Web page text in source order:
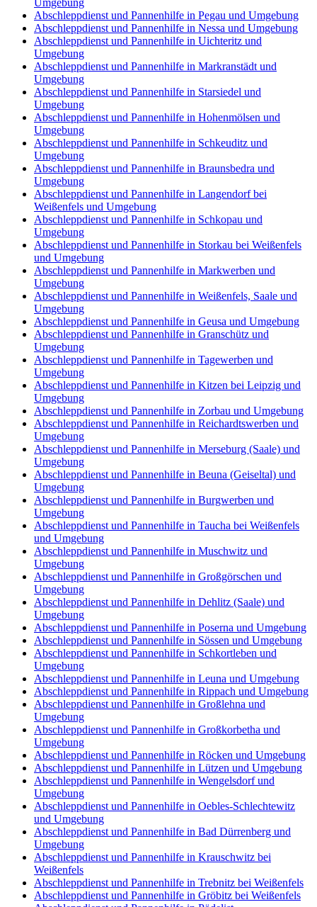
Umgebung
Abschleppdienst und Pannenhilfe in Pegau und Umgebung
Abschleppdienst und Pannenhilfe in Nessa und Umgebung
Abschleppdienst und Pannenhilfe in Uichteritz und
Umgebung
Abschleppdienst und Pannenhilfe in Markranstädt und
Umgebung
Abschleppdienst und Pannenhilfe in Starsiedel und
Umgebung
Abschleppdienst und Pannenhilfe in Hohenmölsen und
Umgebung
Abschleppdienst und Pannenhilfe in Schkeuditz und
Umgebung
Abschleppdienst und Pannenhilfe in Braunsbedra und
Umgebung
Abschleppdienst und Pannenhilfe in Langendorf bei
Weißenfels und Umgebung
Abschleppdienst und Pannenhilfe in Schkopau und
Umgebung
Abschleppdienst und Pannenhilfe in Storkau bei Weißenfels
und Umgebung
Abschleppdienst und Pannenhilfe in Markwerben und
Umgebung
Abschleppdienst und Pannenhilfe in Weißenfels, Saale und
Umgebung
Abschleppdienst und Pannenhilfe in Geusa und Umgebung
Abschleppdienst und Pannenhilfe in Granschütz und
Umgebung
Abschleppdienst und Pannenhilfe in Tagewerben und
Umgebung
Abschleppdienst und Pannenhilfe in Kitzen bei Leipzig und
Umgebung
Abschleppdienst und Pannenhilfe in Zorbau und Umgebung
Abschleppdienst und Pannenhilfe in Reichardtswerben und
Umgebung
Abschleppdienst und Pannenhilfe in Merseburg (Saale) und
Umgebung
Abschleppdienst und Pannenhilfe in Beuna (Geiseltal) und
Umgebung
Abschleppdienst und Pannenhilfe in Burgwerben und
Umgebung
Abschleppdienst und Pannenhilfe in Taucha bei Weißenfels
und Umgebung
Abschleppdienst und Pannenhilfe in Muschwitz und
Umgebung
Abschleppdienst und Pannenhilfe in Großgörschen und
Umgebung
Abschleppdienst und Pannenhilfe in Dehlitz (Saale) und
Umgebung
Abschleppdienst und Pannenhilfe in Poserna und Umgebung
Abschleppdienst und Pannenhilfe in Sössen und Umgebung
Abschleppdienst und Pannenhilfe in Schkortleben und
Umgebung
Abschleppdienst und Pannenhilfe in Leuna und Umgebung
Abschleppdienst und Pannenhilfe in Rippach und Umgebung
Abschleppdienst und Pannenhilfe in Großlehna und
Umgebung
Abschleppdienst und Pannenhilfe in Großkorbetha und
Umgebung
Abschleppdienst und Pannenhilfe in Röcken und Umgebung
Abschleppdienst und Pannenhilfe in Lützen und Umgebung
Abschleppdienst und Pannenhilfe in Wengelsdorf und
Umgebung
Abschleppdienst und Pannenhilfe in Oebles-Schlechtewitz
und Umgebung
Abschleppdienst und Pannenhilfe in Bad Dürrenberg und
Umgebung
Abschleppdienst und Pannenhilfe in Krauschwitz bei
Weißenfels
Abschleppdienst und Pannenhilfe in Trebnitz bei Weißenfels
Abschleppdienst und Pannenhilfe in Gröbitz bei Weißenfels